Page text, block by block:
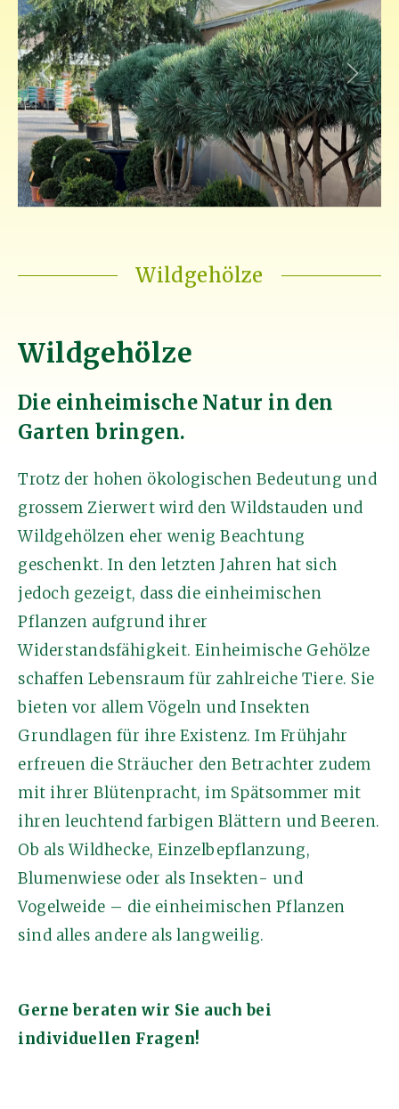
Wildgehölze
Wildgehölze
Die einheimische Natur in den
Garten bringen.
Trotz der hohen ökologischen Bedeutung und
grossem Zierwert wird den Wildstauden und
Wildgehölzen eher wenig Beachtung
geschenkt. In den letzten Jahren hat sich
jedoch gezeigt, dass die einheimischen
Pflanzen aufgrund ihrer
Widerstandsfähigkeit. Einheimische Gehölze
schaffen Lebensraum für zahlreiche Tiere. Sie
bieten vor allem Vögeln und Insekten
Grundlagen für ihre Existenz. Im Frühjahr
erfreuen die Sträucher den Betrachter zudem
mit ihrer Blütenpracht, im Spätsommer mit
ihren leuchtend farbigen Blättern und Beeren.
Ob als Wildhecke, Einzelbepflanzung,
Blumenwiese oder als Insekten- und
Vogelweide – die einheimischen Pflanzen
sind alles andere als langweilig.
Gerne beraten wir Sie auch bei
individuellen Fragen!